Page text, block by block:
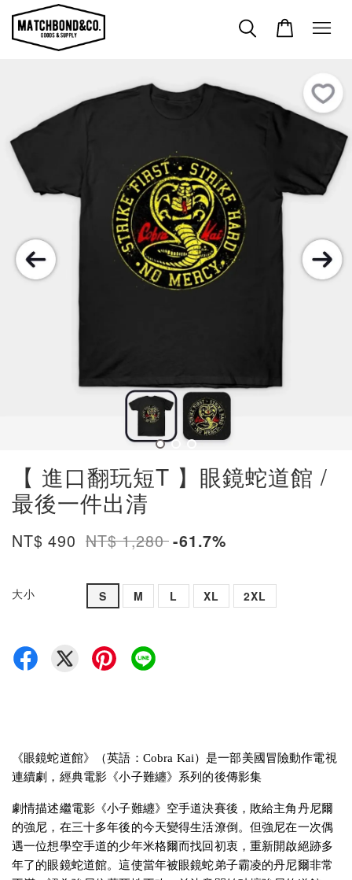
【 進口翻玩短T 】眼鏡蛇道館 /
最後一件出清
NT$ 490 NT$ 1,280-61.7%
大小 S M L XL 2XL
《眼鏡蛇道館》（英語：Cobra Kai）是一部美國冒險動作電視
連續劇，經典電影《小子難纏》系列的後傳影集
劇情描述繼電影《小子難纏》空手道決賽後，敗給主角丹尼爾
的強尼，在三十多年後的今天變得生活潦倒。但強尼在一次偶
遇一位想學空手道的少年米格爾而找回初衷，重新開啟絕跡多
年了的眼鏡蛇道館。這使當年被眼鏡蛇弟子霸凌的丹尼爾非常